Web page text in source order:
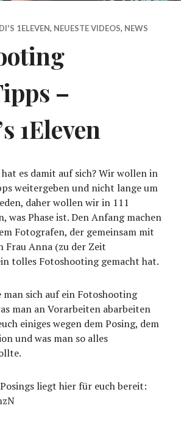
1ELEVEN, NEUESTE VIDEOS, NEWS
–
1Eleven
hat es damit auf sich? Wir wollen in
weitergeben und nicht lange um
daher wollen wir in 111
was Phase ist. Den Anfang machen
Fotografen, der gemeinsam mit
Frau Anna (zu der Zeit
tolles Fotoshooting gemacht hat.
sich auf ein Fotoshooting
man an Vorarbeiten abarbeiten
einiges wegen dem Posing, dem
und was man so alles
liegt hier für euch bereit: